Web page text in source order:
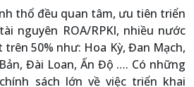
thổ đều quan tâm, ưu tiên triển
nguyên ROA/RPKI, nhiều nước
trên 50% như: Hoa Kỳ, Đan Mạch,
Đài Loan, Ấn Độ …. Có những
sách lớn về việc triển khai